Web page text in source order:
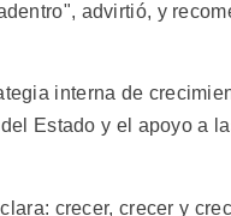
advirtió, y
interna de
Estado y el apoyo a
crecer, crecer y